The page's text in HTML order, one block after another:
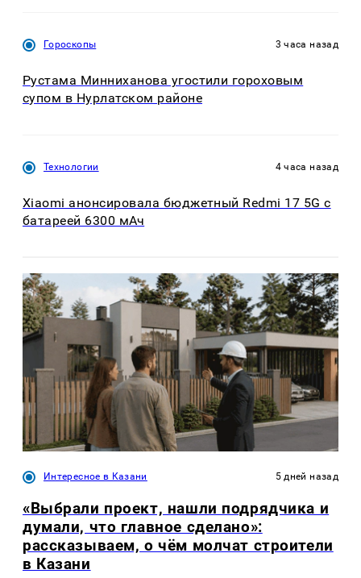
Гороскопы 3 часа назад
Рустама Минниханова угостили гороховым
супом в Нурлатском районе
Технологии 4 часа назад
Xiaomi анонсировала бюджетный Redmi 17 5G с
батареей 6300 мАч
Интересное в Казани 5 дней назад
«Выбрали проект, нашли подрядчика и
думали, что главное сделано»:
рассказываем, о чём молчат строители
в Казани